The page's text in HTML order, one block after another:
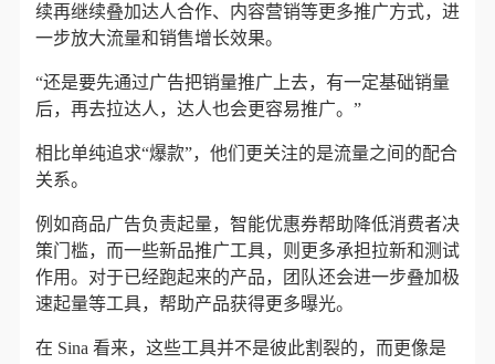
续再继续叠加达人合作、内容营销等更多推广方式，进
一步放大流量和销售增长效果。
“还是要先通过广告把销量推广上去，有一定基础销量
后，再去拉达人，达人也会更容易推广。”
相比单纯追求“爆款”，他们更关注的是流量之间的配合
关系。
例如商品广告负责起量，智能优惠券帮助降低消费者决
策门槛，而一些新品推广工具，则更多承担拉新和测试
作用。对于已经跑起来的产品，团队还会进一步叠加极
速起量等工具，帮助产品获得更多曝光。
在 Sina 看来，这些工具并不是彼此割裂的，而更像是